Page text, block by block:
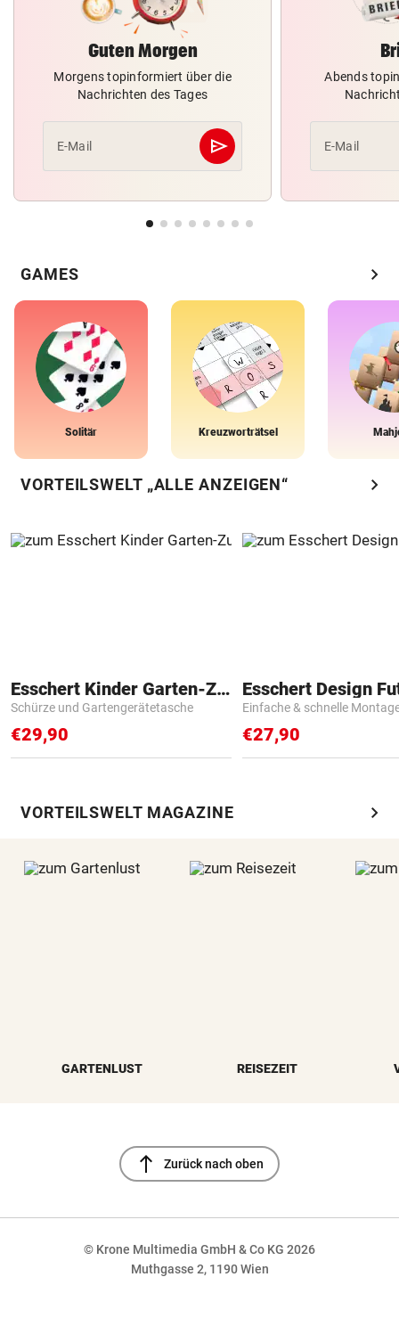
Guten Morgen
Morgens topinformiert über die
Nachrichten des Tages
E-Mail send
Abschicken
Abends
E-Mail
GAMES chevron_right
Solitär Kreuzworträtsel
VORTEILSWELT „ALLE ANZEIGEN“ chevron_right
Esschert Kinder Garten-Zubehör
Schürze und Gartengerätetasche
€29,90
Einfache & schnelle
€27,90
VORTEILSWELT MAGAZINE chevron_right
GARTENLUST REISEZEIT
north Zurück nach oben
© Krone Multimedia GmbH & Co KG 2026
Muthgasse 2, 1190 Wien